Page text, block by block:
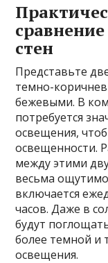
стен
Представьте
темно-
бежевыми. В
потребуется
освещения,
освещенности.
между этими
весьма
включается
часов. Даже в
будут
более темной и
освещения.